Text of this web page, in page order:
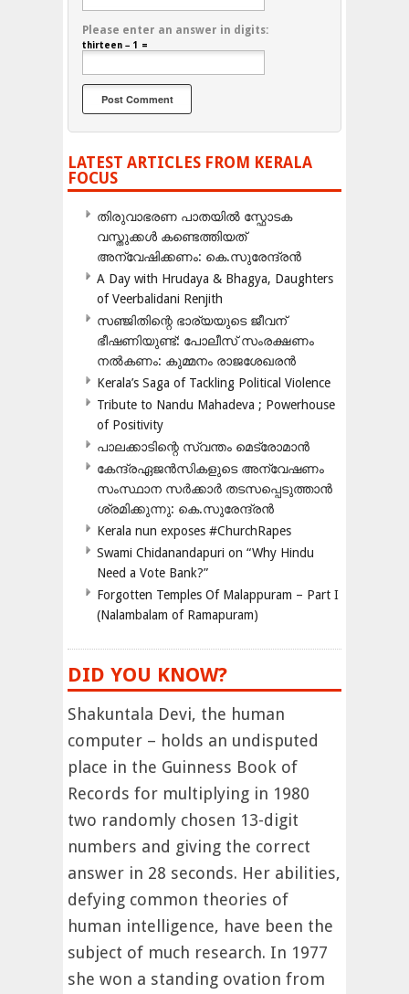
Please enter an answer in digits:
thirteen − 1 =
LATEST ARTICLES FROM KERALA
FOCUS
തിരുവാഭരണ പാതയിൽ സ്ഫോടക
വസ്തുക്കൾ കണ്ടെത്തിയത്
അന്വേഷിക്കണം: കെ.സുരേന്ദ്രൻ
A Day with Hrudaya & Bhagya, Daughters
of Veerbalidani Renjith
സഞ്ജിതിന്റെ ഭാര്യയുടെ ജീവന്
ഭീഷണിയുണ്ട്: പോലീസ് സംരക്ഷണം
നൽകണം: കുമ്മനം രാജശേഖരൻ
Kerala’s Saga of Tackling Political Violence
Tribute to Nandu Mahadeva ; Powerhouse
of Positivity
പാലക്കാടിന്റെ സ്വന്തം മെട്രോമാൻ
കേന്ദ്രഏജൻസികളുടെ അന്വേഷണം
സംസ്ഥാന സർക്കാർ തടസപ്പെടുത്താൻ
ശ്രമിക്കുന്നു: കെ.സുരേന്ദ്രൻ
Kerala nun exposes #ChurchRapes
Swami Chidanandapuri on “Why Hindu
Need a Vote Bank?”
Forgotten Temples Of Malappuram – Part I
(Nalambalam of Ramapuram)
DID YOU KNOW?
Shakuntala Devi, the human
computer – holds an undisputed
place in the Guinness Book of
Records for multiplying in 1980
two randomly chosen 13-digit
numbers and giving the correct
answer in 28 seconds. Her abilities,
defying common theories of
human intelligence, have been the
subject of much research. In 1977
she won a standing ovation from